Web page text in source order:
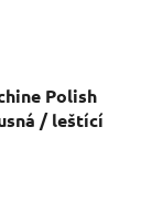
Polish
/ leštící